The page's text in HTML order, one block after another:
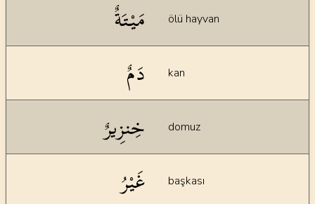
مَيْتَةٌ ölü hayvan
دَمٌ kan
خِنزِيرٌ domuz
غَيْرُ başkası